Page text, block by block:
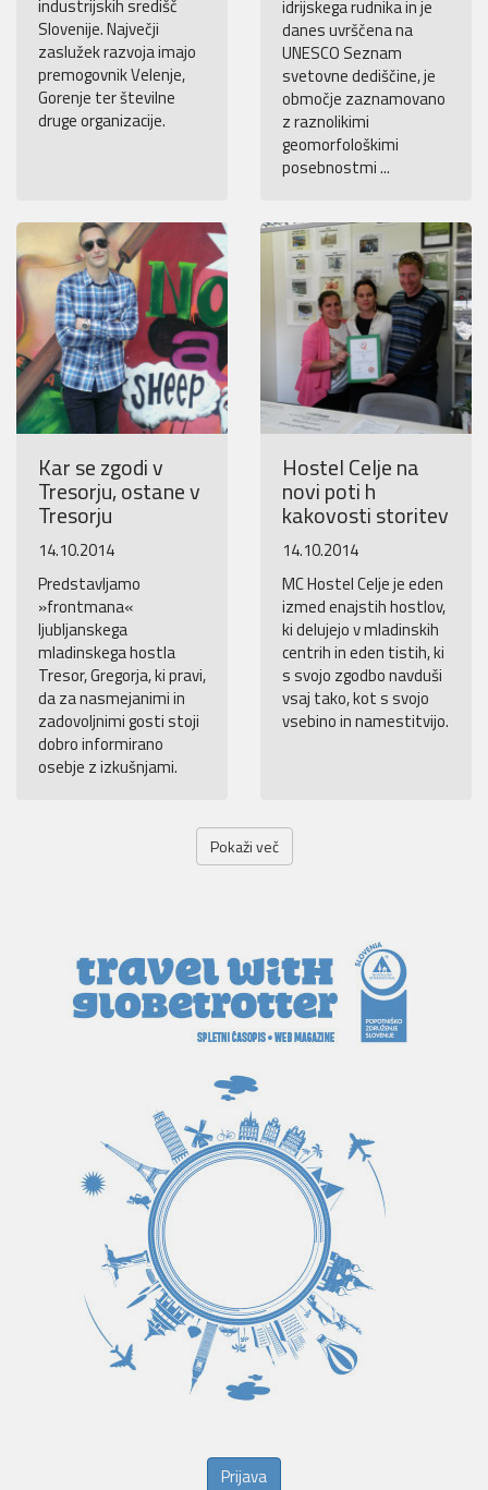
industrijskih središč
Slovenije. Največji
zaslužek razvoja imajo
premogovnik Velenje,
Gorenje ter številne
druge organizacije.
idrijskega rudnika in je
danes uvrščena na
UNESCO Seznam
svetovne dediščine, je
območje zaznamovano
z raznolikimi
geomorfološkimi
posebnostmi ...
Kar se zgodi v
Tresorju, ostane v
Tresorju
14.10.2014
Predstavljamo
»frontmana«
ljubljanskega
mladinskega hostla
Tresor, Gregorja, ki pravi,
da za nasmejanimi in
zadovoljnimi gosti stoji
dobro informirano
osebje z izkušnjami.
Hostel Celje na
novi poti h
kakovosti storitev
14.10.2014
MC Hostel Celje je eden
izmed enajstih hostlov,
ki delujejo v mladinskih
centrih in eden tistih, ki
s svojo zgodbo navduši
vsaj tako, kot s svojo
vsebino in namestitvijo.
Pokaži več
Prijava